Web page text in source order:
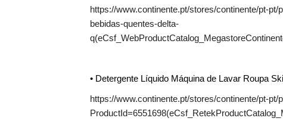
https://www.continente.pt/stores/continente/pt-
bebidas-quentes-delta-
• Detergente Líquido Máquina de Lavar Roupa
https://www.continente.pt/stores/continente/pt-